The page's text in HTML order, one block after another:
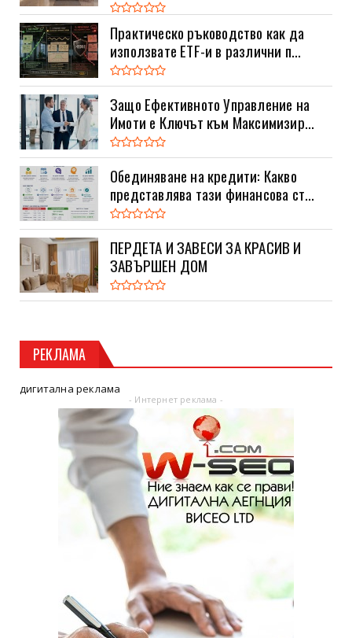
Практическо ръководство как да
използвате ETF-и в различни п...
Защо Ефективното Управление на
Имоти е Ключът към Максимизир...
Обединяване на кредити: Какво
представлява тази финансова ст...
ПЕРДЕТА И ЗАВЕСИ ЗА КРАСИВ И
ЗАВЪРШЕН ДОМ
РЕКЛАМА
дигитална реклама
- Интернет реклама -